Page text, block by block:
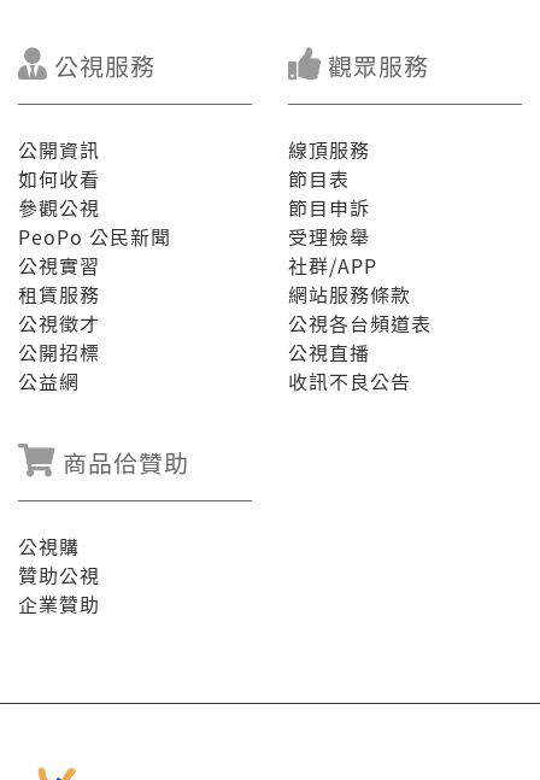
公視服務
公開資訊
如何收看
參觀公視
PeoPo 公民新聞
公視實習
租賃服務
公視徵才
公開招標
公益網
觀眾服務
線頂服務
節目表
節目申訴
受理檢舉
社群/APP
網站服務條款
公視各台頻道表
公視直播
收訊不良公告
商品佮贊助
公視購
贊助公視
企業贊助